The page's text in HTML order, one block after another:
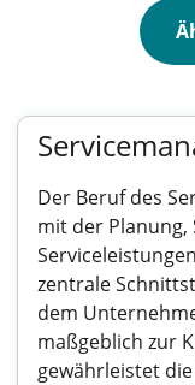
Der Beruf des
mit der
zentrale
dem
maßgeblich zur
gewährleistet